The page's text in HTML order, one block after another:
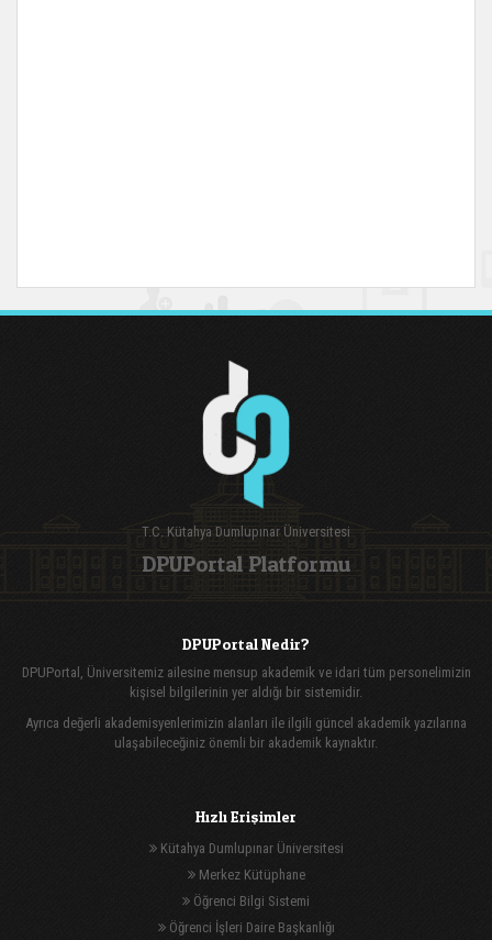
T.C. Kütahya Dumlupınar Üniversitesi
DPUPortal Platformu
DPUPortal Nedir?
DPUPortal, Üniversitemiz ailesine mensup akademik ve idari tüm personelimizin
kişisel bilgilerinin yer aldığı bir sistemidir.
Ayrıca değerli akademisyenlerimizin alanları ile ilgili güncel akademik yazılarına
ulaşabileceğiniz önemli bir akademik kaynaktır.
Hızlı Erişimler
Kütahya Dumlupınar Üniversitesi
Merkez Kütüphane
Öğrenci Bilgi Sistemi
Öğrenci İşleri Daire Başkanlığı